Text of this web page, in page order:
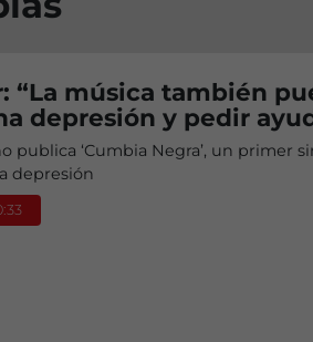
“La música también
depresión y pedir
publica ‘Cumbia Negra’, un primer
depresión